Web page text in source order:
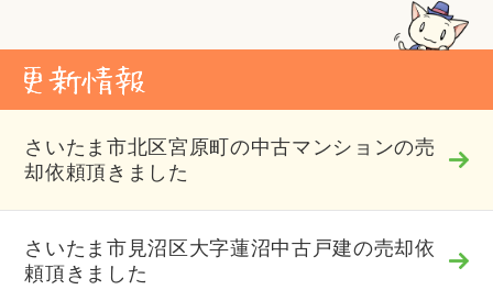
さいたま市北区宮原町の中古マンションの売
却依頼頂きました
さいたま市見沼区大字蓮沼中古戸建の売却依
頼頂きました